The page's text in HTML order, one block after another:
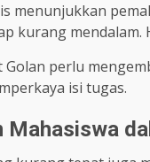
menunjukkan
kurang mendalam.
Golan perlu
isi tugas.
Mahasiswa